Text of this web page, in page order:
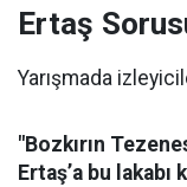
Ertaş
Yarışmada
"Bozkırın
Ertaş’a bu